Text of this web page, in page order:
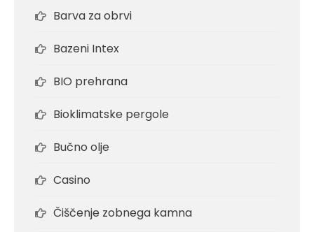
Barva za obrvi
Bazeni Intex
BIO prehrana
Bioklimatske pergole
Bučno olje
Casino
Čiščenje zobnega kamna